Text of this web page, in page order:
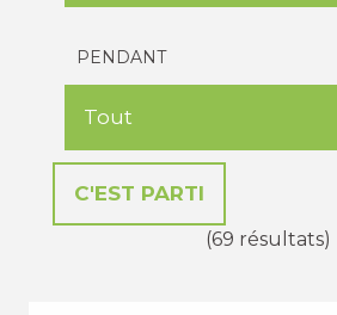
PENDANT
(69 résultats)